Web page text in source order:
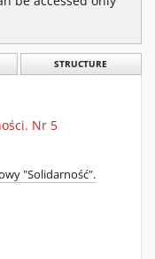
STRUCTURE
Nr 5
"Solidarność".